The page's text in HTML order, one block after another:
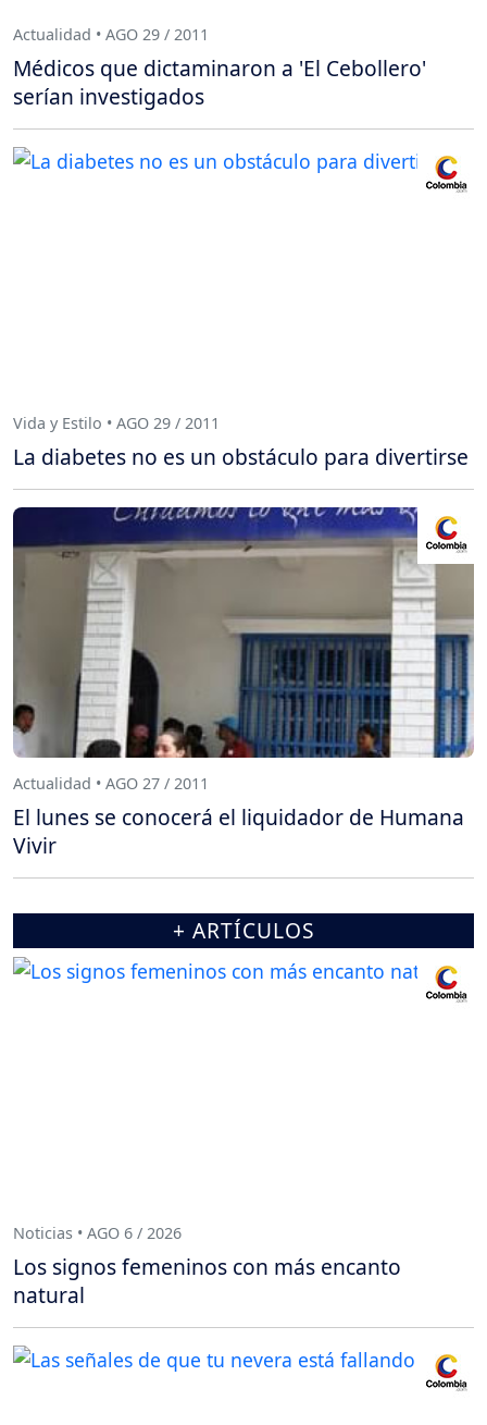
Actualidad • AGO 29 / 2011
Médicos que dictaminaron a 'El Cebollero'
serían investigados
Vida y Estilo • AGO 29 / 2011
La diabetes no es un obstáculo para divertirse
Actualidad • AGO 27 / 2011
El lunes se conocerá el liquidador de Humana
Vivir
+ ARTÍCULOS
Noticias • AGO 6 / 2026
Los signos femeninos con más encanto
natural